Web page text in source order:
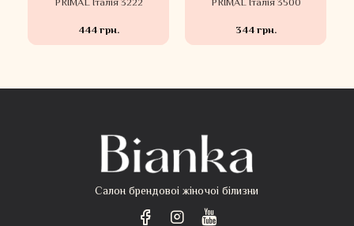
PRIMAL Італія 3222
444 грн.
PRIMAL Італія 3500
344 грн.
Салон брендовоі жіночоі білизни